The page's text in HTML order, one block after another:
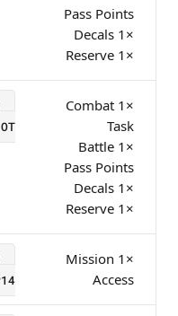
Pass Points
×1 Decals
×1 Reserve
×1 Combat
Task
×1 Battle
Pass Points
×1 Decals
×1 Reserve
OT
×1 Mission
Access